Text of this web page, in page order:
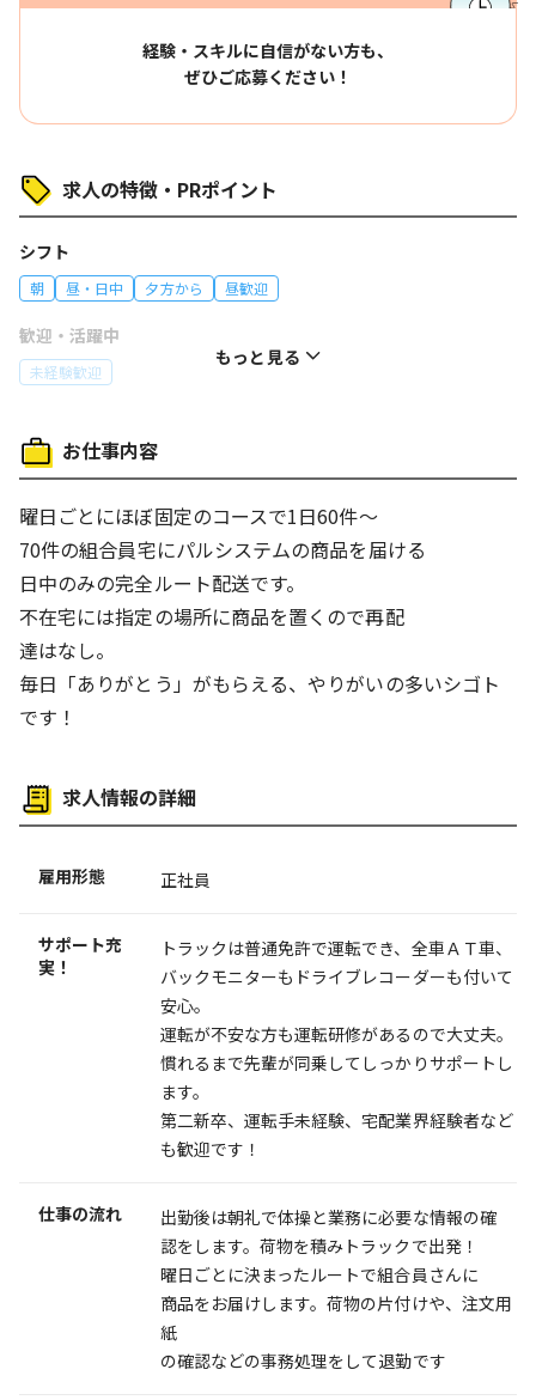
経験・スキルに自信がない方も、
ぜひご応募ください！
求人の特徴・PRポイント
シフト
朝 昼・日中 夕方から 昼歓迎
歓迎・活躍中
未経験歓迎
バイク通勤OK 体を動かす仕事
給与
昇給あり
もっと見る
お仕事内容
曜日ごとにほぼ固定のコースで1日60件～
70件の組合員宅にパルシステムの商品を届ける
日中のみの完全ルート配送です。
不在宅には指定の場所に商品を置くので再配
達はなし。
毎日「ありがとう」がもらえる、やりがいの多いシゴト
です！
求人情報の詳細
雇用形態 正社員
サポート充
実！
トラックは普通免許で運転でき、全車ＡＴ車、
バックモニターもドライブレコーダーも付いて
安心。
運転が不安な方も運転研修があるので大丈夫。
慣れるまで先輩が同乗してしっかりサポートし
ます。
第二新卒、運転手未経験、宅配業界経験者など
も歓迎です！
仕事の流れ
出勤後は朝礼で体操と業務に必要な情報の確
認をします。荷物を積みトラックで出発！
曜日ごとに決まったルートで組合員さんに
商品をお届けします。荷物の片付けや、注文用
紙
の確認などの事務処理をして退勤です